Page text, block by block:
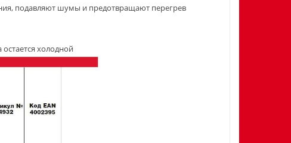
подавляют шумы и предотвращают перегрев
холодной